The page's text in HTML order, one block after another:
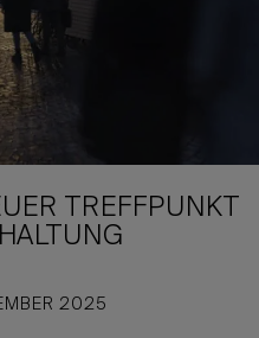
TREFFPUNKT
2025